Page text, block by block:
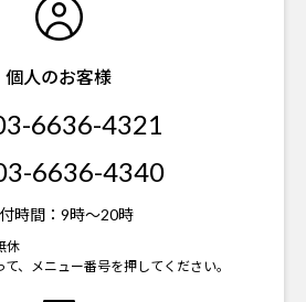
個人のお客様
6636-4321
6636-4340
時間： 9時～20時
休
、メニュー番号を押してください。